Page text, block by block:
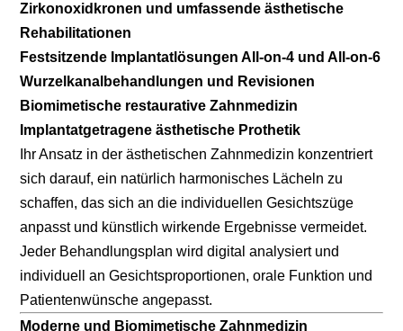
Zirkonoxidkronen und umfassende ästhetische
Rehabilitationen
Festsitzende Implantatlösungen All-on-4 und All-on-6
Wurzelkanalbehandlungen und Revisionen
Biomimetische restaurative Zahnmedizin
Implantatgetragene ästhetische Prothetik
Ihr Ansatz in der ästhetischen Zahnmedizin konzentriert
sich darauf, ein natürlich harmonisches Lächeln zu
schaffen, das sich an die individuellen Gesichtszüge
anpasst und künstlich wirkende Ergebnisse vermeidet.
Jeder Behandlungsplan wird digital analysiert und
individuell an Gesichtsproportionen, orale Funktion und
Patientenwünsche angepasst.
Moderne und Biomimetische Zahnmedizin